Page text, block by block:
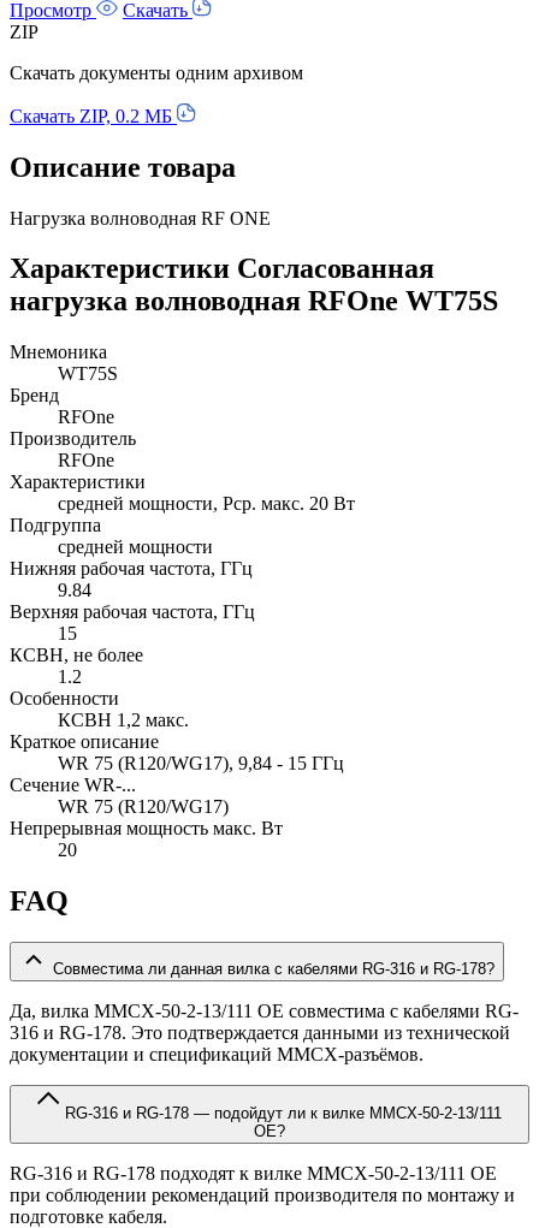
Просмотр
Скачать
ZIP
Скачать документы одним архивом
Скачать ZIP, 0.2 МБ
Описание товара
Нагрузка волноводная RF ONE
Характеристики Согласованная
нагрузка волноводная RFOne WT75S
Мнемоника
WT75S
Бренд
RFOne
Производитель
RFOne
Характеристики
средней мощности, Pср. макс. 20 Вт
Подгруппа
средней мощности
Нижняя рабочая частота, ГГц
9.84
Верхняя рабочая частота, ГГц
15
КСВН, не более
1.2
Особенности
КСВН 1,2 макс.
Краткое описание
WR 75 (R120/WG17), 9,84 - 15 ГГц
Сечение WR-...
WR 75 (R120/WG17)
Непрерывная мощность макс. Вт
20
FAQ
Совместима ли данная вилка с кабелями RG-316 и RG-178?
Да, вилка MMCX-50-2-13/111 OE совместима с кабелями RG-
316 и RG-178. Это подтверждается данными из технической
документации и спецификаций MMCX-разъёмов.
OE?
RG-316 и RG-178 подходят к вилке MMCX-50-2-13/111 OE
при соблюдении рекомендаций производителя по монтажу и
подготовке кабеля.